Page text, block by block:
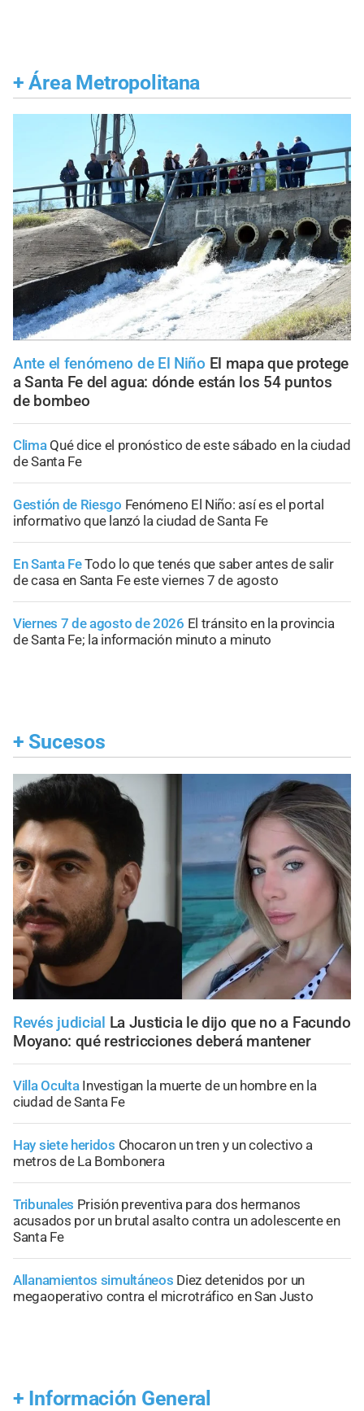
+ Área Metropolitana
Ante el fenómeno de El Niño El mapa que protege
a Santa Fe del agua: dónde están los 54 puntos
de bombeo
Clima Qué dice el pronóstico de este sábado en la ciudad
de Santa Fe
Gestión de Riesgo Fenómeno El Niño: así es el portal
informativo que lanzó la ciudad de Santa Fe
En Santa FeTodo lo que tenés que saber antes de salir
de casa en Santa Fe este viernes 7 de agosto
Viernes 7 de agosto de 2026 El tránsito en la provincia
de Santa Fe; la información minuto a minuto
+ Sucesos
Revés judicial La Justicia le dijo que no a Facundo
Moyano: qué restricciones deberá mantener
Villa Oculta Investigan la muerte de un hombre en la
ciudad de Santa Fe
Hay siete heridos Chocaron un tren y un colectivo a
metros de La Bombonera
Tribunales Prisión preventiva para dos hermanos
acusados por un brutal asalto contra un adolescente en
Santa Fe
Allanamientos simultáneos Diez detenidos por un
megaoperativo contra el microtráfico en San Justo
+ Información General